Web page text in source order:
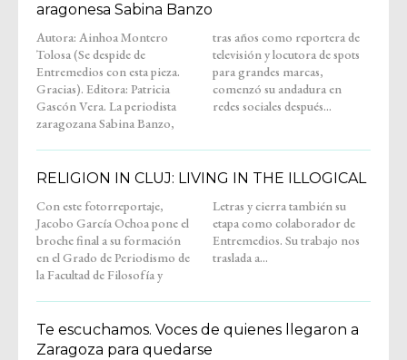
aragonesa Sabina Banzo
Autora: Ainhoa Montero
Tolosa (Se despide de
Entremedios con esta pieza.
Gracias). Editora: Patricia
Gascón Vera. La periodista
zaragozana Sabina Banzo,
tras años como reportera de
televisión y locutora de spots
para grandes marcas,
comenzó su andadura en
redes sociales después...
RELIGION IN CLUJ: LIVING IN THE ILLOGICAL
Con este fotorreportaje,
Jacobo García Ochoa pone el
broche final a su formación
en el Grado de Periodismo de
la Facultad de Filosofía y
Letras y cierra también su
etapa como colaborador de
Entremedios. Su trabajo nos
traslada a...
Te escuchamos. Voces de quienes llegaron a
Zaragoza para quedarse